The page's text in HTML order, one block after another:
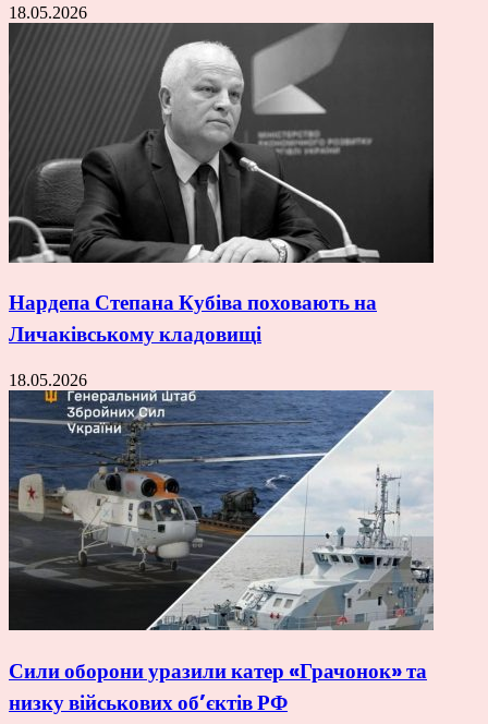
18.05.2026
Нардепа Степана Кубіва поховають на
Личаківському кладовищі
18.05.2026
Сили оборони уразили катер «Грачонок» та
низку військових об’єктів РФ